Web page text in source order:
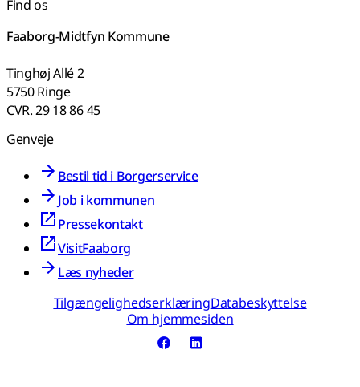
Find os
Faaborg-Midtfyn Kommune
Tinghøj Allé 2
5750 Ringe
CVR. 29 18 86 45
Genveje
Bestil tid i Borgerservice
Job i kommunen
Pressekontakt
VisitFaaborg
Læs nyheder
TilgængelighedserklæringDatabeskyttelse
Om hjemmesiden